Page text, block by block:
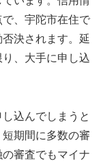
、宇陀市在住で
決されます。延
、大手に申し込
込んでしまうと
短期間に多数の審
審査でもマイナ